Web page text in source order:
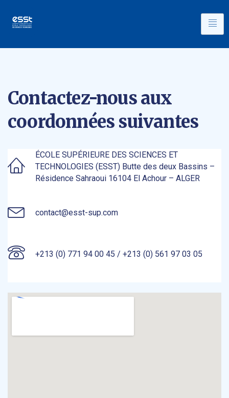
Contactez-nous aux
coordonnées suivantes
ÉCOLE SUPÉRIEURE DES SCIENCES ET
TECHNOLOGIES (ESST) Butte des deux Bassins –
Résidence Sahraoui 16104 El Achour – ALGER
contact@esst-sup.com
+213 (0) 771 94 00 45 / +213 (0) 561 97 03 05